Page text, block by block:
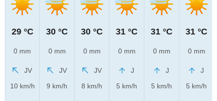
29 °C
0 mm
JV
10 km/h
30 °C
0 mm
JV
9 km/h
30 °C
0 mm
JV
8 km/h
31 °C
0 mm
J
5 km/h
31 °C
0 mm
J
5 km/h
31 °C
0 mm
J
5 km/h